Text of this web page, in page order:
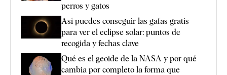
perros y gatos
Así puedes conseguir las gafas gratis
para ver el eclipse solar: puntos de
recogida y fechas clave
Qué es el geoide de la NASA y por qué
cambia por completo la forma que